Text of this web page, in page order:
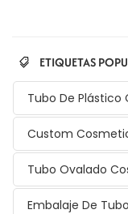
ETIQUETAS
Tubo De Plástico
Custom
Tubo Ovalado
Embalaje De